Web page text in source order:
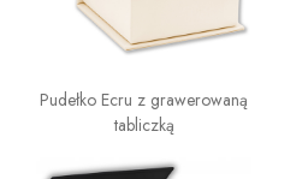
Pudełko Ecru z grawerowaną
tabliczką